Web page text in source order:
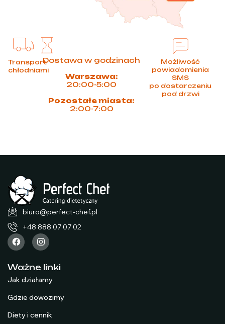
Transport
chłodniami
Dostawa w godzinach
Warszawa:
20:00-5:00
Pozostałe miasta:
2:00-7:00
Możliwość
powiadomienia
SMS
po dostarczeniu
pod drzwi
biuro@perfect-chef.pl
+48 888 07 07 02
Ważne linki
Jak działamy
Gdzie dowozimy
Diety i cennik